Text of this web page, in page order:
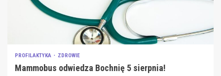
PROFILAKTYKA ZDROWIE
Mammobus odwiedza Bochnię 5 sierpnia!